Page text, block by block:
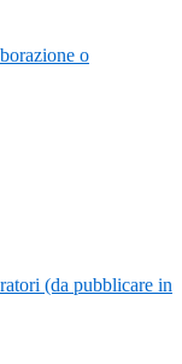
o
(da pubblicare in